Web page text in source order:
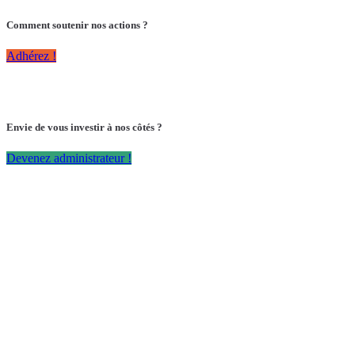
Comment soutenir nos actions ?
Adhérez !
Envie de vous investir à nos côtés ?
Devenez administrateur !